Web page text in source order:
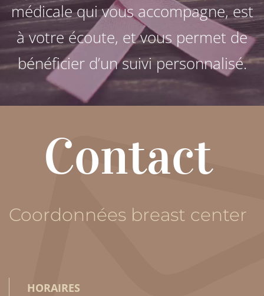
médicale qui vous accompagne, est
à votre écoute, et vous permet de
bénéficier d’un suivi personnalisé.
Contact
Coordonnées breast center
HORAIRES